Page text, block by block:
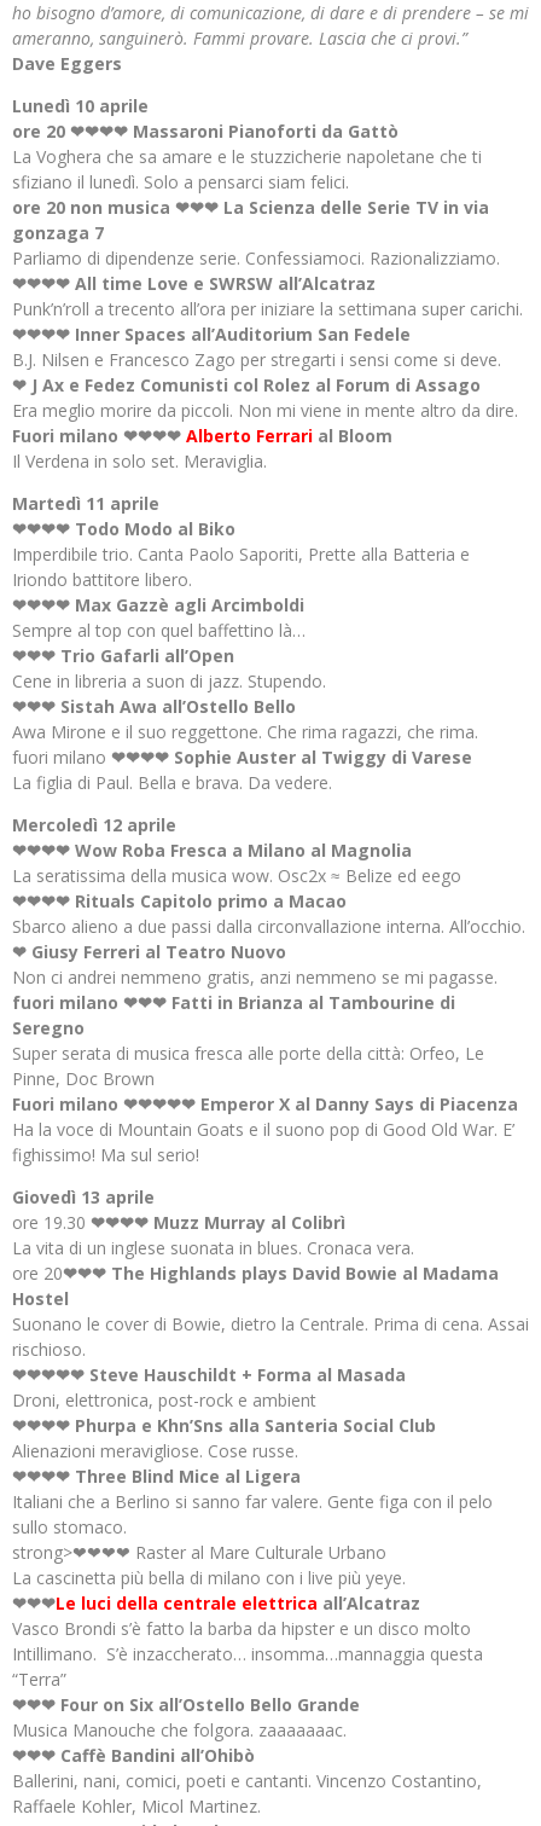
ho bisogno d’amore, di comunicazione, di dare e di prendere – se mi
ameranno, sanguinerò. Fammi provare. Lascia che ci provi.”
Dave Eggers
Lunedì 10 aprile
ore 20 ❤❤❤❤ Massaroni Pianoforti da Gattò
La Voghera che sa amare e le stuzzicherie napoletane che ti
sfiziano il lunedì. Solo a pensarci siam felici.
ore 20 non musica ❤❤❤ La Scienza delle Serie TV in via
gonzaga 7
Parliamo di dipendenze serie. Confessiamoci. Razionalizziamo.
❤❤❤❤ All time Love e SWRSW all’Alcatraz
Punk’n’roll a trecento all’ora per iniziare la settimana super carichi.
❤❤❤❤ Inner Spaces all’Auditorium San Fedele
B.J. Nilsen e Francesco Zago per stregarti i sensi come si deve.
❤ J Ax e Fedez Comunisti col Rolez al Forum di Assago
Era meglio morire da piccoli. Non mi viene in mente altro da dire.
Fuori milano ❤❤❤❤ Alberto Ferrari al Bloom
Il Verdena in solo set. Meraviglia.
Martedì 11 aprile
❤❤❤❤ Todo Modo al Biko
Imperdibile trio. Canta Paolo Saporiti, Prette alla Batteria e
Iriondo battitore libero.
❤❤❤❤ Max Gazzè agli Arcimboldi
Sempre al top con quel baffettino là…
❤❤❤ Trio Gafarli all’Open
Cene in libreria a suon di jazz. Stupendo.
❤❤❤ Sistah Awa all’Ostello Bello
Awa Mirone e il suo reggettone. Che rima ragazzi, che rima.
fuori milano ❤❤❤❤ Sophie Auster al Twiggy di Varese
La figlia di Paul. Bella e brava. Da vedere.
Mercoledì 12 aprile
❤❤❤❤ Wow Roba Fresca a Milano al Magnolia
La seratissima della musica wow. Osc2x ≈ Belize ed eego
❤❤❤❤ Rituals Capitolo primo a Macao
Sbarco alieno a due passi dalla circonvallazione interna. All’occhio.
❤ Giusy Ferreri al Teatro Nuovo
Non ci andrei nemmeno gratis, anzi nemmeno se mi pagasse.
fuori milano ❤❤❤ Fatti in Brianza al Tambourine di
Seregno
Super serata di musica fresca alle porte della città: Orfeo, Le
Pinne, Doc Brown
Fuori milano ❤❤❤❤❤ Emperor X al Danny Says di Piacenza
Ha la voce di Mountain Goats e il suono pop di Good Old War. E’
fighissimo! Ma sul serio!
Giovedì 13 aprile
ore 19.30 ❤❤❤❤ Muzz Murray al Colibrì
La vita di un inglese suonata in blues. Cronaca vera.
ore 20❤❤❤ The Highlands plays David Bowie al Madama
Hostel
Suonano le cover di Bowie, dietro la Centrale. Prima di cena. Assai
rischioso.
❤❤❤❤❤ Steve Hauschildt + Forma al Masada
Droni, elettronica, post-rock e ambient
❤❤❤❤ Phurpa e Khn’Sns alla Santeria Social Club
Alienazioni meravigliose. Cose russe.
❤❤❤❤ Three Blind Mice al Ligera
Italiani che a Berlino si sanno far valere. Gente figa con il pelo
sullo stomaco.
strong>❤❤❤❤ Raster al Mare Culturale Urbano
La cascinetta più bella di milano con i live più yeye.
❤❤❤Le luci della centrale elettrica all’Alcatraz
Vasco Brondi s’è fatto la barba da hipster e un disco molto
Intillimano. S’è inzaccherato… insomma…mannaggia questa
“Terra”
❤❤❤ Four on Six all’Ostello Bello Grande
Musica Manouche che folgora. zaaaaaaac.
❤❤❤ Caffè Bandini all’Ohibò
Ballerini, nani, comici, poeti e cantanti. Vincenzo Costantino,
Raffaele Kohler, Micol Martinez.